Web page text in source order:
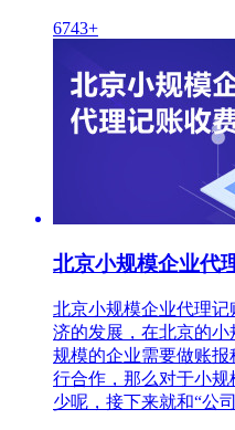
6743+
北京小规模企业代
北京小规模企业代理
济的发展，在北京的
规模的企业需要做账
行合作，那么对于小
少呢，接下来就和“公